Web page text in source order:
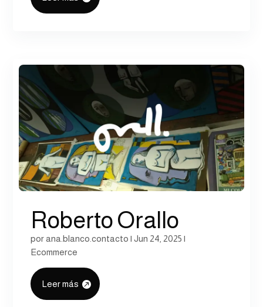
Roberto Orallo
porana.blanco.contacto |Jun 24, 2025 |
Ecommerce
Leer más